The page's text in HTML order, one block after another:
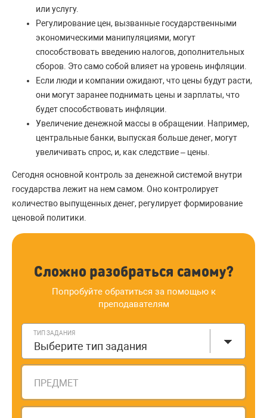
или услугу.
Регулирование цен, вызванные государственными
экономическими манипуляциями, могут
способствовать введению налогов, дополнительных
сборов. Это само собой влияет на уровень инфляции.
Если люди и компании ожидают, что цены будут расти,
они могут заранее поднимать цены и зарплаты, что
будет способствовать инфляции.
Увеличение денежной массы в обращении. Например,
центральные банки, выпуская больше денег, могут
увеличивать спрос, и, как следствие – цены.
Сегодня основной контроль за денежной системой внутри
государства лежит на нем самом. Оно контролирует
количество выпущенных денег, регулирует формирование
ценовой политики.
Сложно разобраться самому?
Попробуйте обратиться за помощью к
преподавателям
ТИП ЗАДАНИЯ
Выберите тип задания
ПРЕДМЕТ